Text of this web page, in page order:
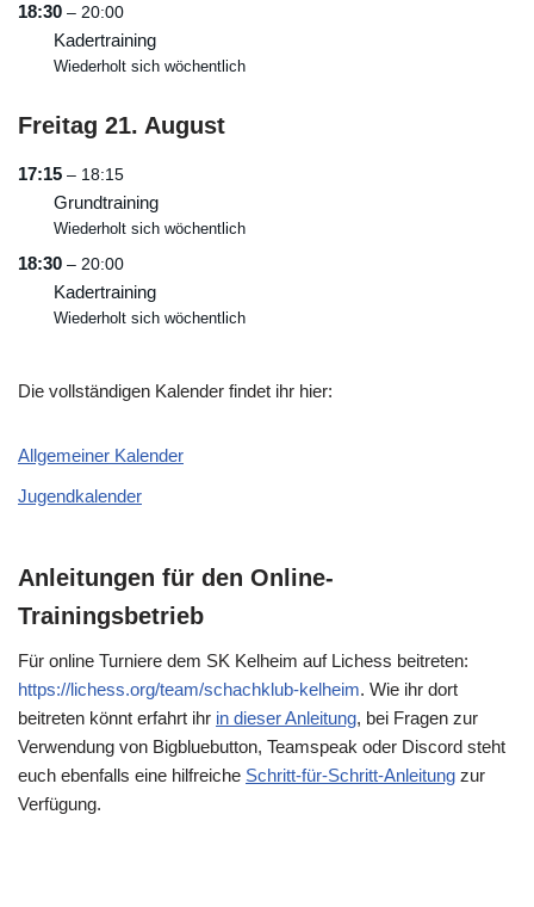
18:30 – 20:00
Kadertraining
Wiederholt sich wöchentlich
Freitag 21. August
17:15 – 18:15
Grundtraining
Wiederholt sich wöchentlich
18:30 – 20:00
Kadertraining
Wiederholt sich wöchentlich
Die vollständigen Kalender findet ihr hier:
Allgemeiner Kalender
Jugendkalender
Anleitungen für den Online-
Trainingsbetrieb
Für online Turniere dem SK Kelheim auf Lichess beitreten:
https://lichess.org/team/schachklub-kelheim. Wie ihr dort
beitreten könnt erfahrt ihr in dieser Anleitung, bei Fragen zur
Verwendung von Bigbluebutton, Teamspeak oder Discord steht
euch ebenfalls eine hilfreiche Schritt-für-Schritt-Anleitung zur
Verfügung.